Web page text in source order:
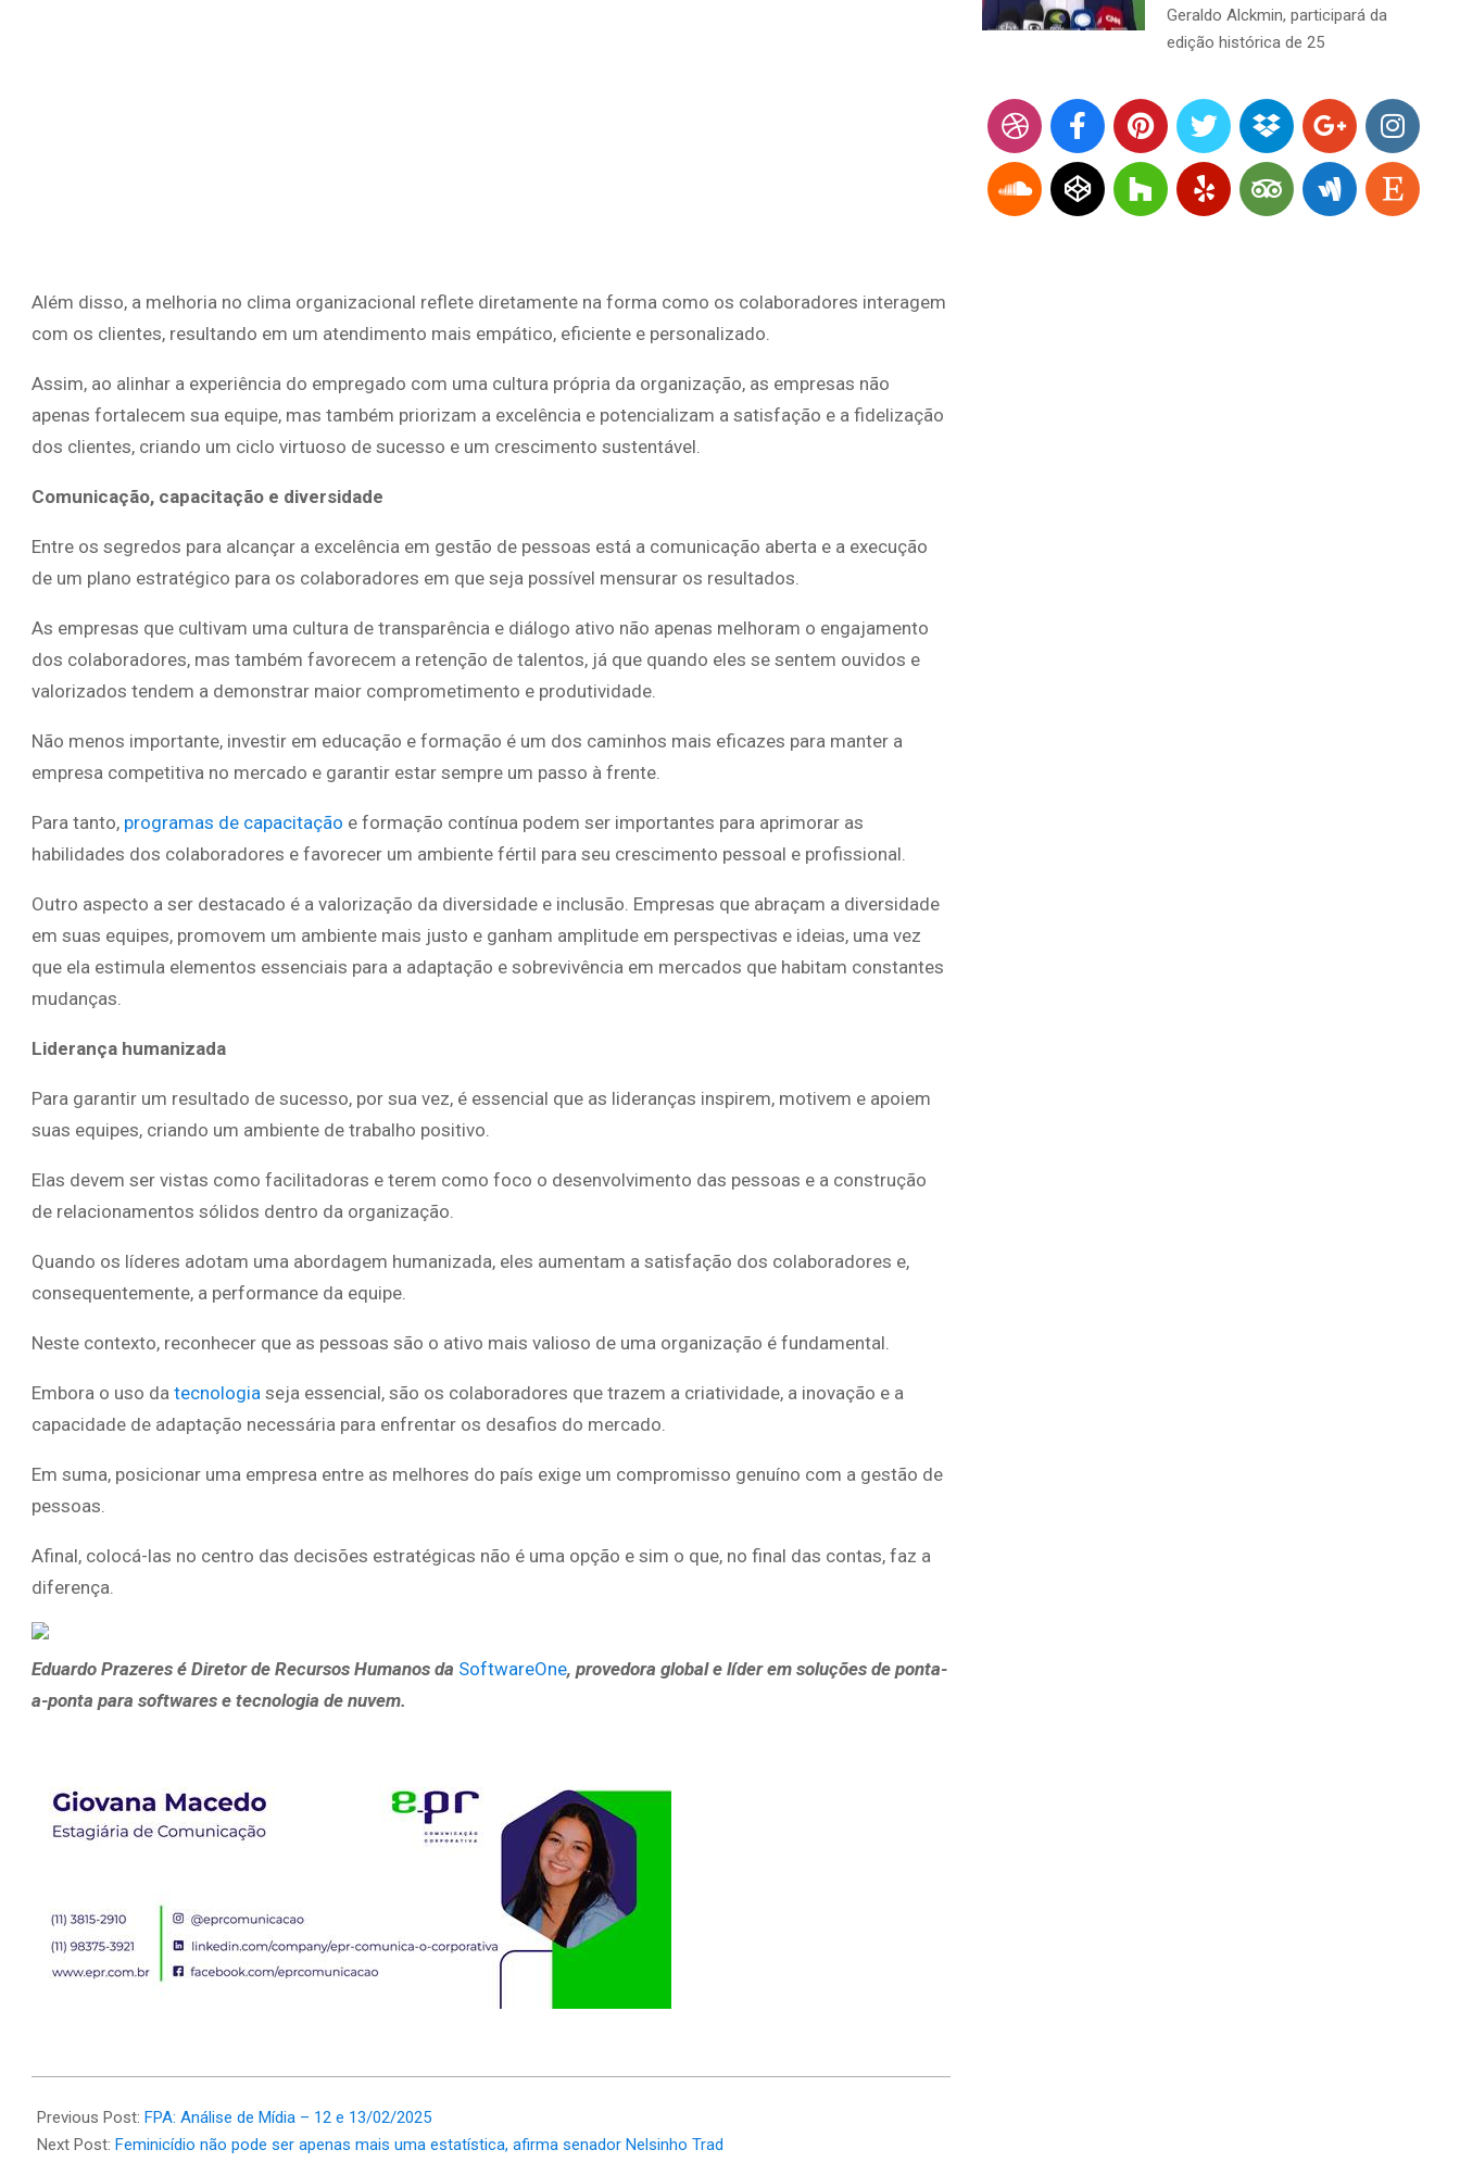
Além disso, a melhoria no clima organizacional reflete diretamente na forma como os colaboradores interagem
com os clientes, resultando em um atendimento mais empático, eficiente e personalizado.
Assim, ao alinhar a experiência do empregado com uma cultura própria da organização, as empresas não
apenas fortalecem sua equipe, mas também priorizam a excelência e potencializam a satisfação e a fidelização
dos clientes, criando um ciclo virtuoso de sucesso e um crescimento sustentável.
Comunicação, capacitação e diversidade
Entre os segredos para alcançar a excelência em gestão de pessoas está a comunicação aberta e a execução
de um plano estratégico para os colaboradores em que seja possível mensurar os resultados.
As empresas que cultivam uma cultura de transparência e diálogo ativo não apenas melhoram o engajamento
dos colaboradores, mas também favorecem a retenção de talentos, já que quando eles se sentem ouvidos e
valorizados tendem a demonstrar maior comprometimento e produtividade.
Não menos importante, investir em educação e formação é um dos caminhos mais eficazes para manter a
empresa competitiva no mercado e garantir estar sempre um passo à frente.
Para tanto, programas de capacitação e formação contínua podem ser importantes para aprimorar as
habilidades dos colaboradores e favorecer um ambiente fértil para seu crescimento pessoal e profissional.
Outro aspecto a ser destacado é a valorização da diversidade e inclusão. Empresas que abraçam a diversidade
em suas equipes, promovem um ambiente mais justo e ganham amplitude em perspectivas e ideias, uma vez
que ela estimula elementos essenciais para a adaptação e sobrevivência em mercados que habitam constantes
mudanças.
Liderança humanizada
Para garantir um resultado de sucesso, por sua vez, é essencial que as lideranças inspirem, motivem e apoiem
suas equipes, criando um ambiente de trabalho positivo.
Elas devem ser vistas como facilitadoras e terem como foco o desenvolvimento das pessoas e a construção
de relacionamentos sólidos dentro da organização.
Quando os líderes adotam uma abordagem humanizada, eles aumentam a satisfação dos colaboradores e,
consequentemente, a performance da equipe.
Neste contexto, reconhecer que as pessoas são o ativo mais valioso de uma organização é fundamental.
Embora o uso da tecnologia seja essencial, são os colaboradores que trazem a criatividade, a inovação e a
capacidade de adaptação necessária para enfrentar os desafios do mercado.
Em suma, posicionar uma empresa entre as melhores do país exige um compromisso genuíno com a gestão de
pessoas.
Afinal, colocá-las no centro das decisões estratégicas não é uma opção e sim o que, no final das contas, faz a
diferença.
Eduardo Prazeres é Diretor de Recursos Humanos da SoftwareOne, provedora global e líder em soluções de ponta-
a-ponta para softwares e tecnologia de nuvem.
02-
13
Previous Post: FPA: Análise de Mídia – 12 e 13/02/2025
Next Post: Feminicídio não pode ser apenas mais uma estatística, afirma senador Nelsinho Trad
Geraldo Alckmin, participará da
edição histórica de 25